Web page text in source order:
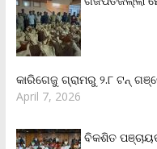
କାରିଗେଜୁ ଗ୍ରାମରୁ ୨.୮ ଟନ୍
April 7, 2026
ବିକଶିତ